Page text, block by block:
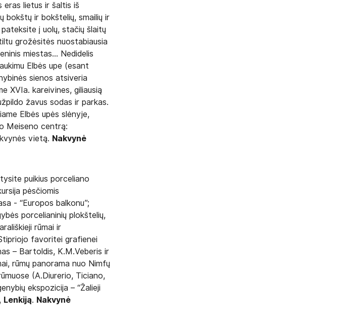
eras lietus ir šaltis iš
bokštų ir bokštelių, smailių ir
į uolų, stačių šlaitų
grožėsitės nuostabiausia
miestas... Nedidelis
Elbės upe (esant
sienos atsiveria
XVIa. kareivines, giliausią
žavus sodas ir parkas.
Elbės upės slėnyje,
Meiseno centrą:
vietą. Nakvynė
puikius porceliano
pėsčiomis
- “Europos balkonu”;
porcelianinių plokštelių,
rūmai ir
favoritei grafienei
– Bartoldis, K.M.Veberis ir
rūmų panorama nuo Nimfų
(A.Diurerio, Ticiano,
ekspozicija – “Žalieji
, Lenkiją. Nakvynė